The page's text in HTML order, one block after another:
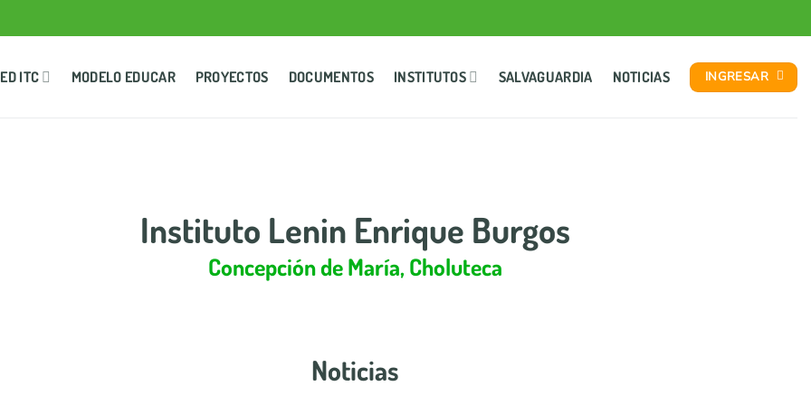
ITC MODELO EDUCAR PROYECTOS DOCUMENTOS INSTITUTOS SALVAGUARDIA NOTICIAS INGRESAR
Instituto Lenin Enrique Burgos
Concepción de María, Choluteca
Noticias